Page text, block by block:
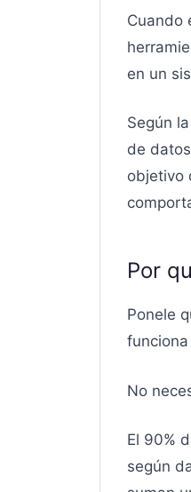
Cuando
en un
Según la
de
objetivo
Por
Ponele
No
El 90%
según